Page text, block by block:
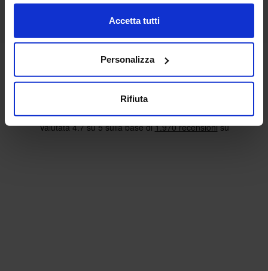
Accetta tutti
Personalizza
Rifiuta